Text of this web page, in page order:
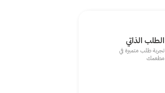
الطلب الذاتي
تجربة طلب متميزة في
مطعمك‎